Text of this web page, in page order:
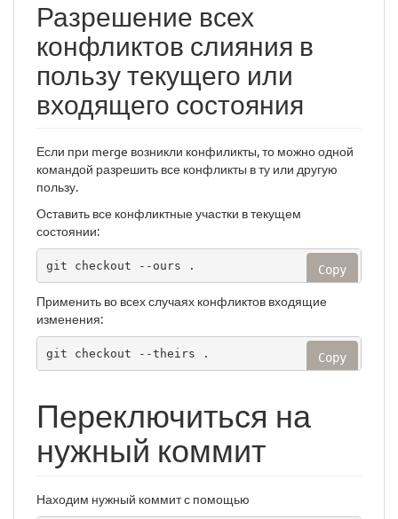
Разрешение всех
конфликтов слияния в
пользу текущего или
входящего состояния
Если при merge возникли конфиликты, то можно одной
командой разрешить все конфликты в ту или другую
пользу.
Оставить все конфликтные участки в текущем
состоянии:
git checkout --ours . Copy
Применить во всех случаях конфликтов входящие
изменения:
git checkout --theirs . Copy
Переключиться на
нужный коммит
Находим нужный коммит с помощью